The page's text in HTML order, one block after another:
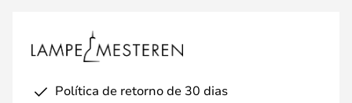
Política de retorno de 30 dias